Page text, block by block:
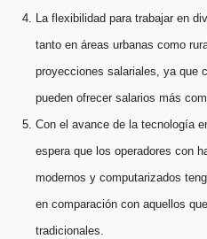
La flexibilidad para trabajar en
tanto en áreas urbanas como
proyecciones salariales, ya que
pueden ofrecer salarios más
Con el avance de la tecnología
espera que los operadores con
modernos y computarizados
en comparación con aquellos
tradicionales.